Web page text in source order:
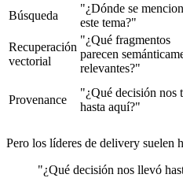
Búsqueda
"¿Dónde se
este tema?"
Recuperación
vectorial
"¿Qué fragmentos
parecen
relevantes?"
Provenance
"¿Qué decisión nos
hasta aquí?"
Pero los líderes de delivery suelen
"¿Qué decisión nos llevó